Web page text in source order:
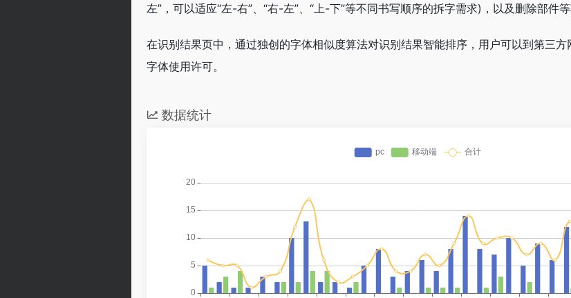
左”，可以适应“左-右”、“右-左”、“上-下”等不同书写顺序的拆字需求)，以及删除部件等
在识别结果页中，通过独创的字体相似度算法对识别结果智能排序，用户可以到第三
字体使用许可。
数据统计